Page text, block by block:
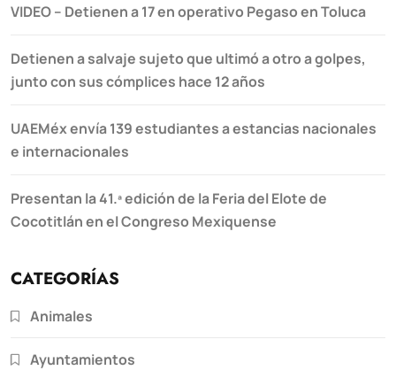
VIDEO – Detienen a 17 en operativo Pegaso en Toluca
Detienen a salvaje sujeto que ultimó a otro a golpes,
junto con sus cómplices hace 12 años
UAEMéx envía 139 estudiantes a estancias nacionales
e internacionales
Presentan la 41.ª edición de la Feria del Elote de
Cocotitlán en el Congreso Mexiquense
CATEGORÍAS
Animales
Ayuntamientos